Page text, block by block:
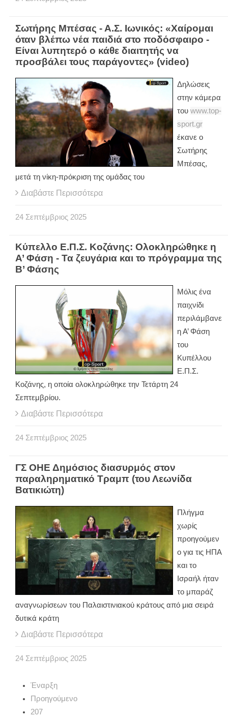
Σωτήρης Μπέσας - Α.Σ. Ιωνικός: «Χαίρομαι
όταν βλέπω νέα παιδιά στο ποδόσφαιρο -
Είναι λυπητερό ο κάθε διαιτητής να
προσβάλει τους παράγοντες» (video)
Δηλώσεις
στην κάμερα
του www.top-
sport.gr
έκανε ο
Σωτήρης
Μπέσας,
μετά τη νίκη-πρόκριση της ομάδας του
Διαβάστε Περισσότερα
24 Σεπτέμβριος 2025
Κύπελλο Ε.Π.Σ. Κοζάνης: Ολοκληρώθηκε η
Α’ Φάση - Τα ζευγάρια και το πρόγραμμα της
Β’ Φάσης
Μόλις ένα
παιχνίδι
περιλάμβανε
η Α’ Φάση
του
Κυπέλλου
Ε.Π.Σ.
Κοζάνης, η οποία ολοκληρώθηκε την Τετάρτη 24
Σεπτεμβρίου.
Διαβάστε Περισσότερα
24 Σεπτέμβριος 2025
ΓΣ ΟΗΕ Δημόσιος διασυρμός στον
παραληρηματικό Τραμπ (του Λεωνίδα
Βατικιώτη)
Πλήγμα
χωρίς
προηγούμεν
ο για τις ΗΠΑ
και το
Ισραήλ ήταν
το μπαράζ
αναγνωρίσεων του Παλαιστινιακού κράτους από μια σειρά
δυτικά κράτη
Διαβάστε Περισσότερα
24 Σεπτέμβριος 2025
Έναρξη
Προηγούμενο
207